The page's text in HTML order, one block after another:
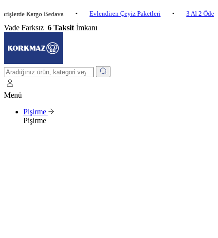
Kargo Bedava • Evlendiren Çeyiz Paketleri • 3 Al 2 Öde •
Vade Farksız 6 Taksit İmkanı
Menü
Pişirme
Pişirme